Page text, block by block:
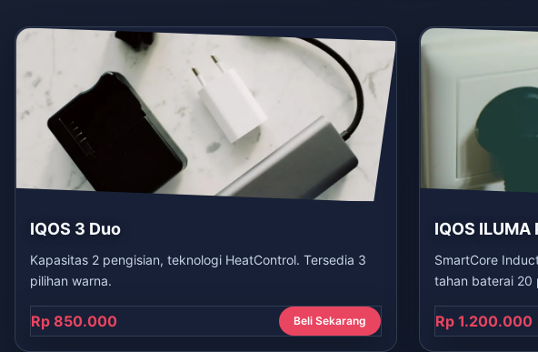
IQOS 3 Duo
Kapasitas 2 pengisian, teknologi HeatControl. Tersedia 3
pilihan warna.
Rp 850.000 Beli Sekarang
IQOS ILUMA
SmartCore
tahan baterai 20
Rp 1.200.000